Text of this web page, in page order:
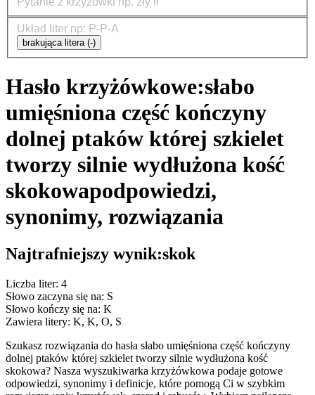
brakująca litera (-)
Hasło krzyżówkowe:słabo
umięśniona część kończyny
dolnej ptaków której szkielet
tworzy silnie wydłużona kość
skokowapodpowiedzi,
synonimy, rozwiązania
Najtrafniejszy wynik:skok
Liczba liter: 4
Słowo zaczyna się na: S
Słowo kończy się na: K
Zawiera litery: K, K, O, S
Szukasz rozwiązania do hasła słabo umięśniona część kończyny
dolnej ptaków której szkielet tworzy silnie wydłużona kość
skokowa? Nasza wyszukiwarka krzyżówkowa podaje gotowe
odpowiedzi, synonimy i definicje, które pomogą Ci w szybkim